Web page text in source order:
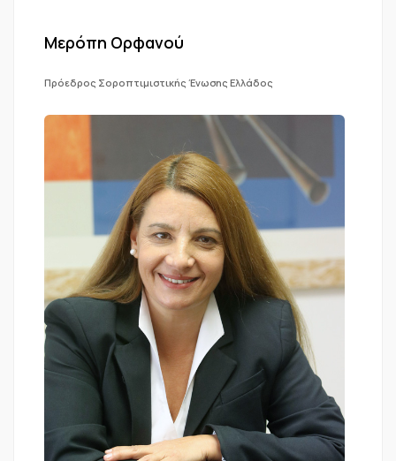
Μερόπη Ορφανού
Πρόεδρος Σοροπτιμιστικής Ένωσης Ελλάδος